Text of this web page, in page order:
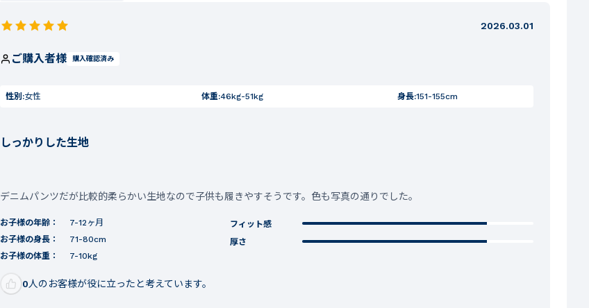
2026.03.01
ご購入者様 購入確認済み
性別:女性 体重:46kg-51kg 身長:151-155cm
しっかりした生地
デニムパンツだが比較的柔らかい生地なので子供も履きやすそうです。色も写真の通りでした。
お子様の年齢：
7-12ヶ月
お子様の身長：
71-80cm
お子様の体重：
7-10kg
フィット感
厚さ
0人のお客様が役に立ったと考えています。